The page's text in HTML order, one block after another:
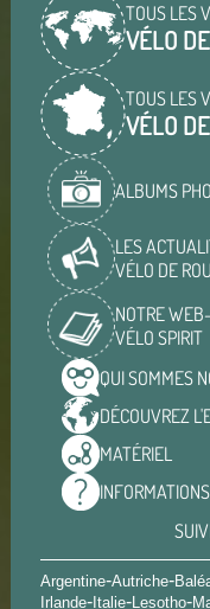
TOUS LES
VÉLO
TOUS LES
VÉLO
ALBUMS
LES
VÉLO DE
NOTRE
VÉLO SPIRIT
QUI SOMMES
DÉCOUVREZ
MATÉRIEL
INFORMATIONS
Argentine-Autriche-
Irlande-Italie-Lesotho-